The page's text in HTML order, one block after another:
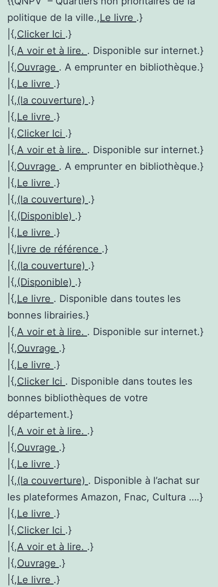
politique de la ville.,Le livre .}
|{,Clicker Ici .}
|{,A voir et à lire. . Disponible sur internet.}
|{,Ouvrage . A emprunter en bibliothèque.}
|{,Le livre .}
|{,(la couverture) .}
|{,Le livre .}
|{,Clicker Ici .}
|{,A voir et à lire. . Disponible sur internet.}
|{,Ouvrage . A emprunter en bibliothèque.}
|{,Le livre .}
|{,(la couverture) .}
|{,(Disponible) .}
|{,Le livre .}
|{,livre de référence .}
|{,(la couverture) .}
|{,(Disponible) .}
|{,Le livre . Disponible dans toutes les
bonnes librairies.}
|{,A voir et à lire. . Disponible sur internet.}
|{,Ouvrage .}
|{,Le livre .}
|{,Clicker Ici . Disponible dans toutes les
bonnes bibliothèques de votre
département.}
|{,A voir et à lire. .}
|{,Ouvrage .}
|{,Le livre .}
|{,(la couverture) . Disponible à l’achat sur
les plateformes Amazon, Fnac, Cultura ….}
|{,Le livre .}
|{,Clicker Ici .}
|{,A voir et à lire. .}
|{,Ouvrage .}
|{,Le livre .}